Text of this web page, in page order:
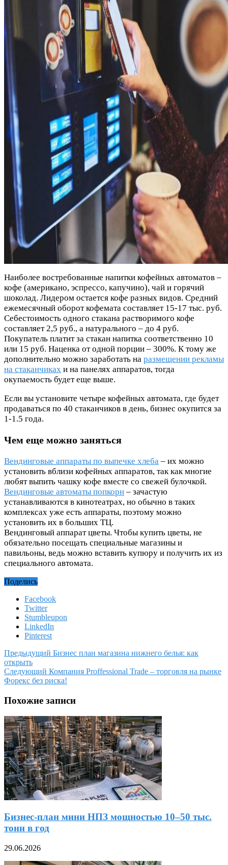
Наиболее востребованные напитки кофейных автоматов –
кофе (американо, эспрессо, капучино), чай и горячий
шоколад. Лидером остается кофе разных видов. Средний
ежемесячный оборот кофемата составляет 15-17 тыс. руб.
Себестоимость одного стакана растворимого кофе
составляет 2,5 руб., а натурального – до 4 руб.
Покупатель платит за стакан напитка соответственно 10
или 15 руб. Наценка от одной порции – 300%. К тому же
дополнительно можно заработать на размещении рекламы
на стаканчиках и на панелях аппаратов, тогда
окупаемость будет еще выше.
Если вы установите четыре кофейных автомата, где будет
продаваться по 40 стаканчиков в день, бизнес окупится за
1-1.5 года.
Чем еще можно заняться
Вендинговые аппараты по выпечке хлеба – их можно
установить вблизи кофейных аппаратов, так как многие
любят выпить чашку кофе вместе со свежей булочкой.
Вендинговые автоматы попкорн – зачастую
устанавливаются в кинотеатрах, но обычно в таких
комплексах уже есть аппараты, поэтому можно
установить их в больших ТЦ.
Вендинговый аппарат цветы. Чтобы купить цветы, не
обязательно посещать специальные магазины и
павильоны, ведь можно вставить купюру и получить их из
специального автомата.
Поделись
Facebook
Twitter
Stumbleupon
LinkedIn
Pinterest
Предыдущий Бизнес план магазина нижнего белья: как
открыть
Следующий Компания Proffessional Trade – торговля на рынке
Форекс без риска!
Похожие записи
Бизнес-план мини НПЗ мощностью 10–50 тыс.
тонн в год
29.06.2026